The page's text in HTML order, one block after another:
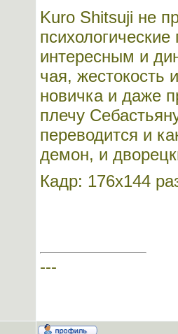
Kuro Shitsuji не
интересным и
чая, жестокость
новичка и даже
плечу
переводится и
демон, и
Кадр: 176х144
---